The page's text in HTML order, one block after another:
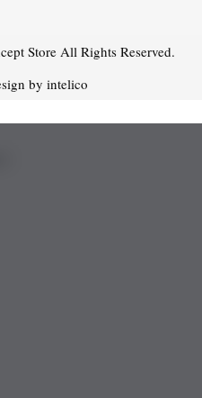
Store All Rights Reserved.
by intelico